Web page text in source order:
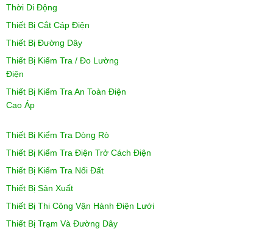
Thời Di Động
Thiết Bị Cắt Cáp Điện
Thiết Bị Đường Dây
Thiết Bị Kiểm Tra / Đo Lường
Điện
Thiết Bị Kiểm Tra An Toàn Điện
Cao Áp
Thiết Bị Kiểm Tra Dòng Rò
Thiết Bị Kiểm Tra Điện Trở Cách Điện
Thiết Bị Kiểm Tra Nối Đất
Thiết Bị Sản Xuất
Thiết Bị Thi Công Vận Hành Điện Lưới
Thiết Bị Trạm Và Đường Dây